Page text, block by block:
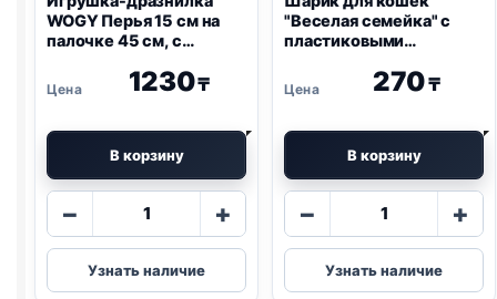
WOGY Перья 15 см на
палочке 45 см, с
декором для кошек,
микс
1230₸
В корзину
−
Количество
Игрушка-
дразнилка
+
Узнать наличие
"Веселая семейка" с
пластиковыми
см
270₸
В корзину
−
Количество
Шарик
для
+
Узнать наличие